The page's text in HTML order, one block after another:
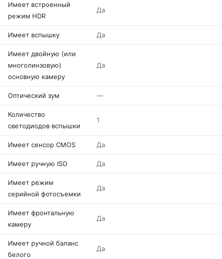
Имеет встроенный
режим HDR
Да
Имеет вспышку Да
Имеет двойную (или
многолинзовую)
основную камеру
Да
Оптический зум —
Количество
светодиодов вспышки
1
Имеет сенсор CMOS Да
Имеет ручную ISO Да
Имеет режим
серийной фотосъемки
Да
Имеет фронтальную
камеру
Да
Имеет ручной баланс
белого
Да